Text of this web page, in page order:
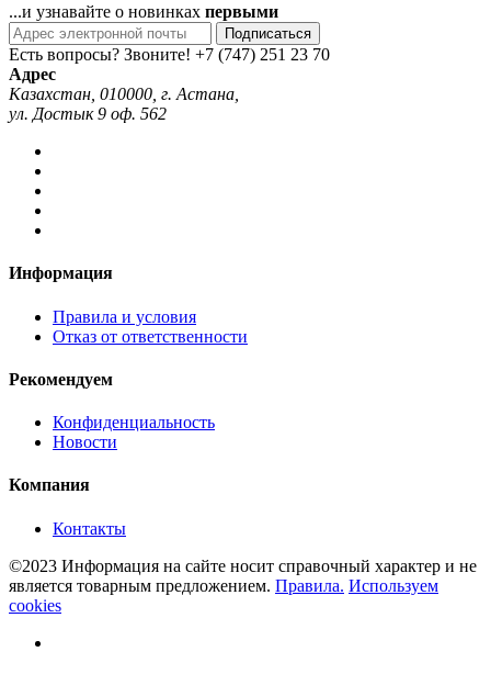
...и узнавайте о новинках первыми
Подписаться
Есть вопросы? Звоните! +7 (747) 251 23 70
Адрес
Казахстан, 010000, г. Астана,
ул. Достык 9 оф. 562
Информация
Правила и условия
Отказ от ответственности
Рекомендуем
Конфиденциальность
Новости
Компания
Контакты
©2023 Информация на сайте носит справочный характер и не
является товарным предложением. Правила. Используем
cookies